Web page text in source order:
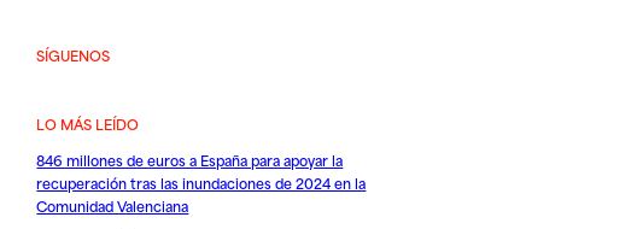
SÍGUENOS
LO MÁS LEÍDO
846 millones de euros a España para apoyar la
recuperación tras las inundaciones de 2024 en la
Comunidad Valenciana